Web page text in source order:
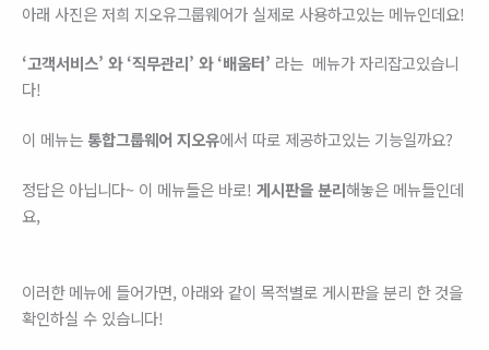
아래 사진은 저희 지오유그룹웨어가 실제로 사용하고있는 메뉴인데요!
‘고객서비스’ 와 ‘직무관리’ 와 ‘배움터’ 라는 메뉴가 자리잡고있습니
다!
이 메뉴는 통합그룹웨어 지오유에서 따로 제공하고있는 기능일까요?
정답은 아닙니다~ 이 메뉴들은 바로! 게시판을 분리해놓은 메뉴들인데
요,
이러한 메뉴에 들어가면, 아래와 같이 목적별로 게시판을 분리 한 것을
확인하실 수 있습니다!